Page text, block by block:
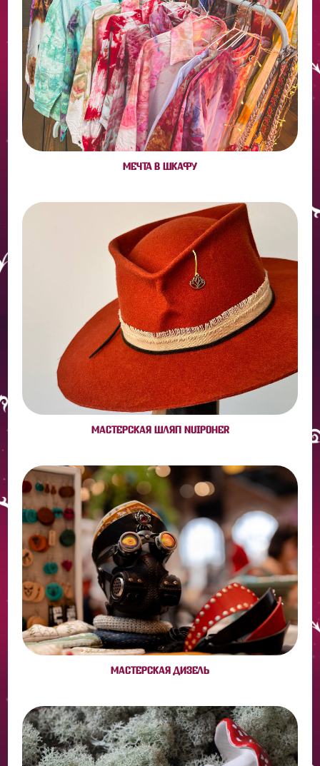
МЕЧТА В ШКАФУ
МАСТЕРСКАЯ ШЛЯП NUIPOHER
МАСТЕРСКАЯ ДИЗЕЛЬ